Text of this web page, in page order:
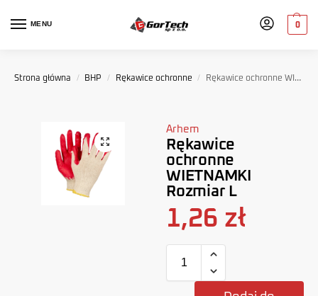
MENU 0
Strona główna / BHP / Rękawice ochronne / Rękawice ochronne WIETNAMKI Rozmiar L
Arhem
Rękawice
ochronne
WIETNAMKI
Rozmiar L
1,26 zł